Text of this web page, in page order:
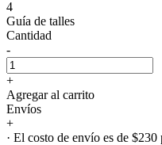
4
Guía de talles
Cantidad
-
+
Agregar al carrito
Envíos
+
· El costo de envío es de